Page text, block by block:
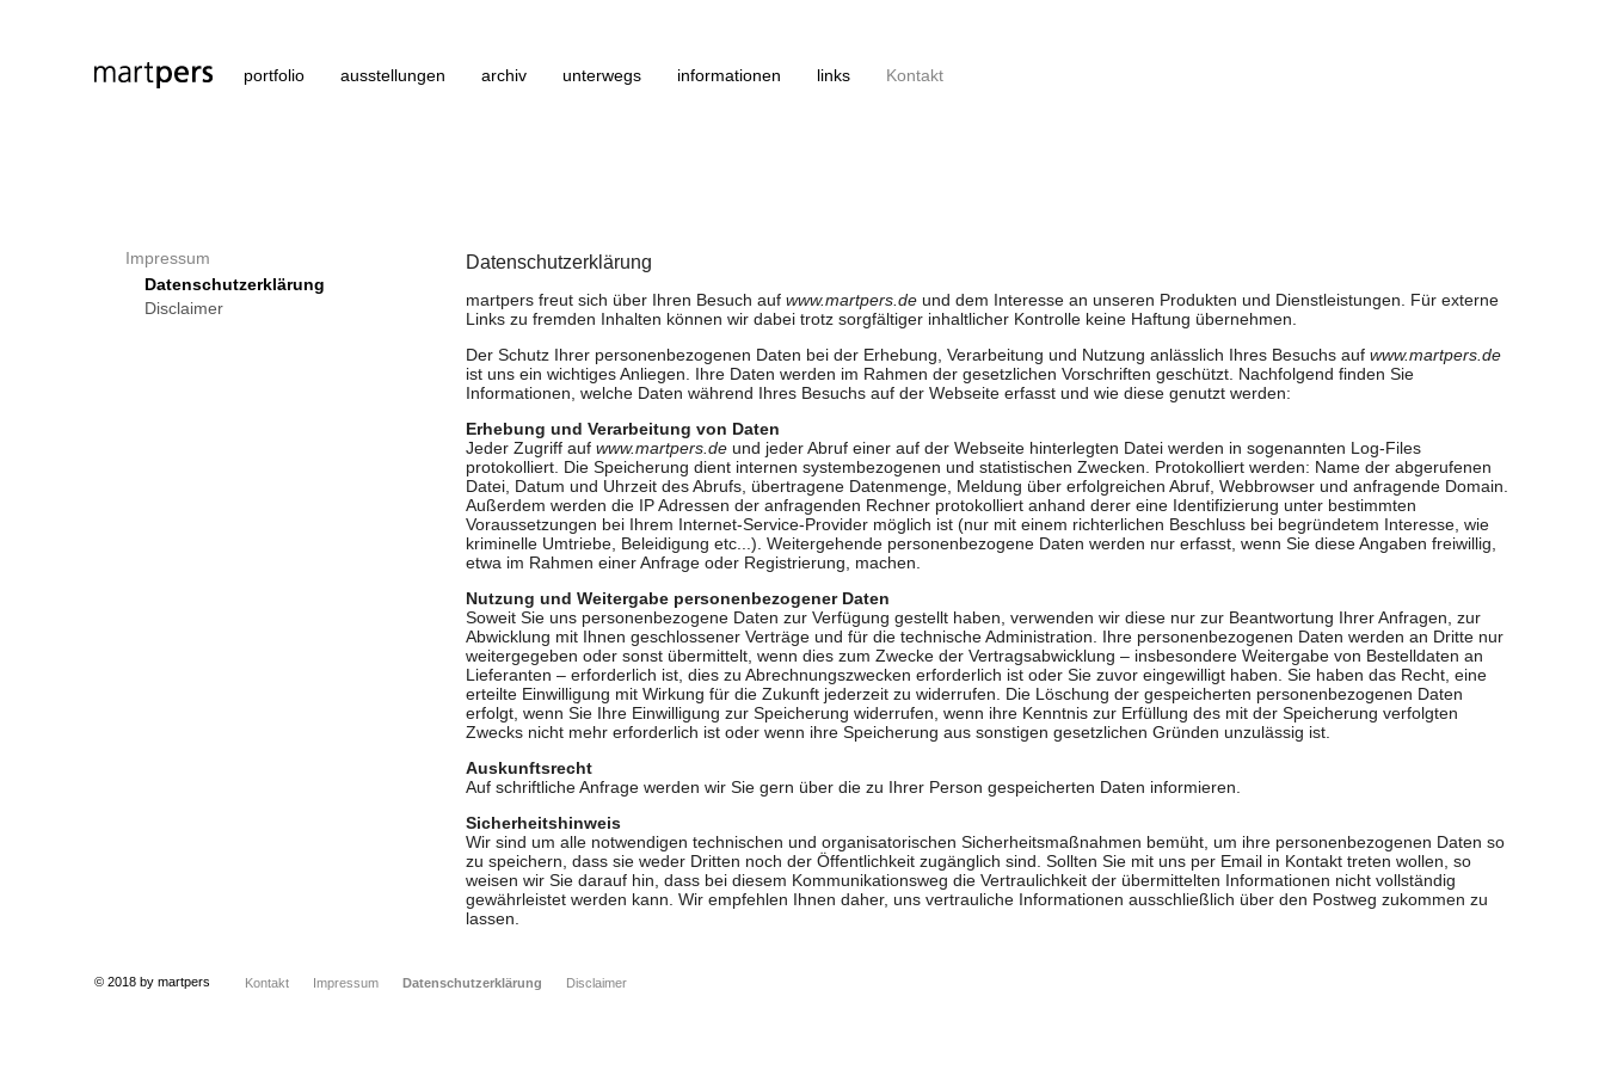
portfolio ausstellungen archiv unterwegs informationen links Kontakt
Impressum
Datenschutzerklärung
Disclaimer
Datenschutzerklärung
martpers freut sich über Ihren Besuch auf www.martpers.de und dem Interesse an unseren Produkten und Dienstleistungen. Für externe
Links zu fremden Inhalten können wir dabei trotz sorgfältiger inhaltlicher Kontrolle keine Haftung übernehmen.
Der Schutz Ihrer personenbezogenen Daten bei der Erhebung, Verarbeitung und Nutzung anlässlich Ihres Besuchs auf www.martpers.de
ist uns ein wichtiges Anliegen. Ihre Daten werden im Rahmen der gesetzlichen Vorschriften geschützt. Nachfolgend finden Sie
Informationen, welche Daten während Ihres Besuchs auf der Webseite erfasst und wie diese genutzt werden:
Erhebung und Verarbeitung von Daten
Jeder Zugriff auf www.martpers.de und jeder Abruf einer auf der Webseite hinterlegten Datei werden in sogenannten Log-Files
protokolliert. Die Speicherung dient internen systembezogenen und statistischen Zwecken. Protokolliert werden: Name der abgerufenen
Datei, Datum und Uhrzeit des Abrufs, übertragene Datenmenge, Meldung über erfolgreichen Abruf, Webbrowser und anfragende Domain.
Außerdem werden die IP Adressen der anfragenden Rechner protokolliert anhand derer eine Identifizierung unter bestimmten
Voraussetzungen bei Ihrem Internet-Service-Provider möglich ist (nur mit einem richterlichen Beschluss bei begründetem Interesse, wie
kriminelle Umtriebe, Beleidigung etc...). Weitergehende personenbezogene Daten werden nur erfasst, wenn Sie diese Angaben freiwillig,
etwa im Rahmen einer Anfrage oder Registrierung, machen.
Nutzung und Weitergabe personenbezogener Daten
Soweit Sie uns personenbezogene Daten zur Verfügung gestellt haben, verwenden wir diese nur zur Beantwortung Ihrer Anfragen, zur
Abwicklung mit Ihnen geschlossener Verträge und für die technische Administration. Ihre personenbezogenen Daten werden an Dritte nur
weitergegeben oder sonst übermittelt, wenn dies zum Zwecke der Vertragsabwicklung – insbesondere Weitergabe von Bestelldaten an
Lieferanten – erforderlich ist, dies zu Abrechnungszwecken erforderlich ist oder Sie zuvor eingewilligt haben. Sie haben das Recht, eine
erteilte Einwilligung mit Wirkung für die Zukunft jederzeit zu widerrufen. Die Löschung der gespeicherten personenbezogenen Daten
erfolgt, wenn Sie Ihre Einwilligung zur Speicherung widerrufen, wenn ihre Kenntnis zur Erfüllung des mit der Speicherung verfolgten
Zwecks nicht mehr erforderlich ist oder wenn ihre Speicherung aus sonstigen gesetzlichen Gründen unzulässig ist.
Auskunftsrecht
Auf schriftliche Anfrage werden wir Sie gern über die zu Ihrer Person gespeicherten Daten informieren.
Sicherheitshinweis
Wir sind um alle notwendigen technischen und organisatorischen Sicherheitsmaßnahmen bemüht, um ihre personenbezogenen Daten so
zu speichern, dass sie weder Dritten noch der Öffentlichkeit zugänglich sind. Sollten Sie mit uns per Email in Kontakt treten wollen, so
weisen wir Sie darauf hin, dass bei diesem Kommunikationsweg die Vertraulichkeit der übermittelten Informationen nicht vollständig
gewährleistet werden kann. Wir empfehlen Ihnen daher, uns vertrauliche Informationen ausschließlich über den Postweg zukommen zu
lassen.
© 2018 by martpers Kontakt Impressum Datenschutzerklärung Disclaimer